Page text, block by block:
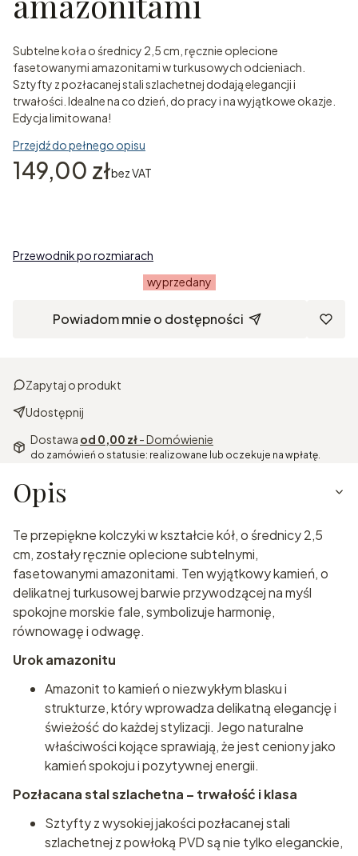
Subtelne koła o średnicy 2,5 cm, ręcznie oplecione
fasetowanymi amazonitami w turkusowych odcieniach.
Sztyfty z pozłacanej stali szlachetnej dodają elegancji i
trwałości. Idealne na co dzień, do pracy i na wyjątkowe okazje.
Edycja limitowana!
Przejdź do pełnego opisu
Cena
149,00 złbez VAT
Przewodnik po rozmiarach
wyprzedany
Powiadom mnie o dostępności
Zapytaj o produkt
Udostępnij
Dostawa od 0,00 zł- Domówienie
do zamówień o statusie: realizowane lub oczekuje na wpłatę.
Opis
Te przepiękne kolczyki w kształcie kół, o średnicy 2,5
cm, zostały ręcznie oplecione subtelnymi,
fasetowanymi amazonitami. Ten wyjątkowy kamień, o
delikatnej turkusowej barwie przywodzącej na myśl
spokojne morskie fale, symbolizuje harmonię,
równowagę i odwagę.
Urok amazonitu
Amazonit to kamień o niezwykłym blasku i
strukturze, który wprowadza delikatną elegancję i
świeżość do każdej stylizacji. Jego naturalne
właściwości kojące sprawiają, że jest ceniony jako
kamień spokoju i pozytywnej energii.
Pozłacana stal szlachetna – trwałość i klasa
Sztyfty z wysokiej jakości pozłacanej stali
szlachetnej z powłoką PVD są nie tylko eleganckie,